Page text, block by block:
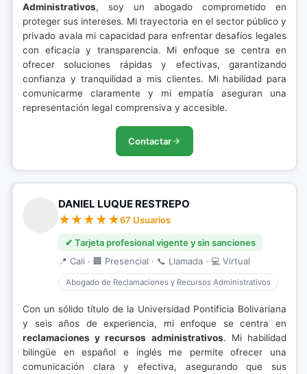
Administrativos, soy un abogado comprometido en
proteger sus intereses. Mi trayectoria en el sector público y
privado avala mi capacidad para enfrentar desafíos legales
con eficacia y transparencia. Mi enfoque se centra en
ofrecer soluciones rápidas y efectivas, garantizando
confianza y tranquilidad a mis clientes. Mi habilidad para
comunicarme claramente y mi empatía aseguran una
representación legal comprensiva y accesible.
Contactar
DANIEL LUQUE RESTREPO
67 Usuarios
✔ Tarjeta profesional vigente y sin sanciones
📍 Cali · 🏢 Presencial · 📞 Llamada · 💻 Virtual
Abogado de Reclamaciones y Recursos Administrativos
Con un sólido título de la Universidad Pontificia Bolivariana
y seis años de experiencia, mi enfoque se centra en
reclamaciones y recursos administrativos. Mi habilidad
bilingüe en español e inglés me permite ofrecer una
comunicación clara y efectiva, asegurando que sus